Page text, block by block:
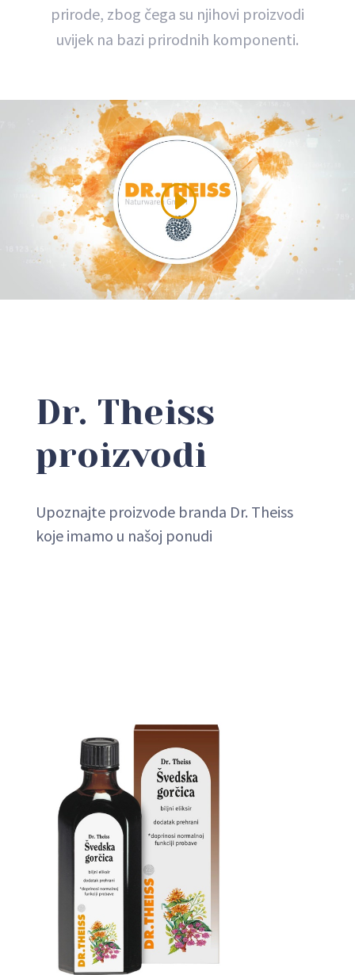
prirode, zbog čega su njihovi proizvodi
uvijek na bazi prirodnih komponenti.
Dr. Theiss
proizvodi
Upoznajte proizvode branda Dr. Theiss
koje imamo u našoj ponudi